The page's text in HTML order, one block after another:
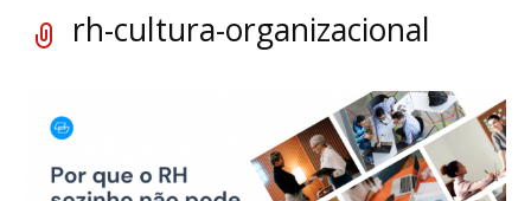
rh-cultura-organizacional